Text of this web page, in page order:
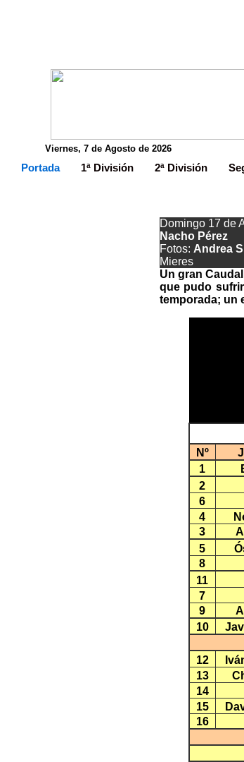
Viernes, 7 de Agosto de 2026
Portada 1ª División 2ª División
Domingo 17 de
Nacho Pérez
Fotos: Andrea
Mieres
Un gran
que pudo
temporada; un
Nº
1
2
6
4
3
5
8
11
7
9
10
12
13
14
15
16